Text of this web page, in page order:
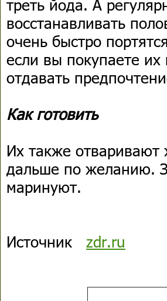
треть йода. А
восстанавливать
очень быстро
если вы покупаете
отдавать
Как готовить
Их также
дальше по желанию.
маринуют.
Источник zdr.ru